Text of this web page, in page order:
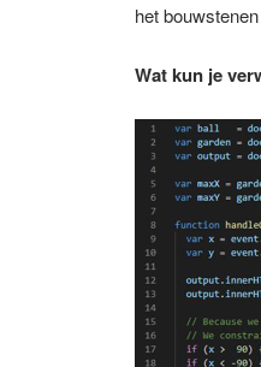
het
Wat kun je